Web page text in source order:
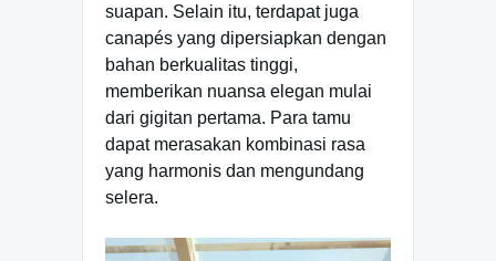
suapan. Selain itu, terdapat juga
canapés yang dipersiapkan dengan
bahan berkualitas tinggi,
memberikan nuansa elegan mulai
dari gigitan pertama. Para tamu
dapat merasakan kombinasi rasa
yang harmonis dan mengundang
selera.